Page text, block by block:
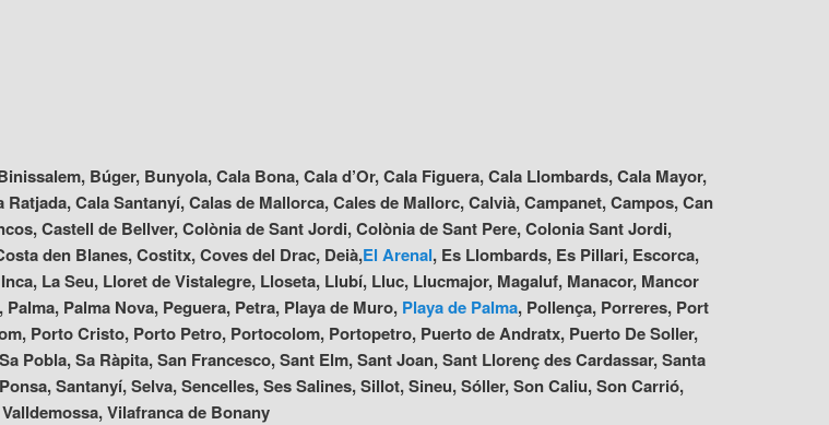
Búger, Bunyola, Cala Bona, Cala d’Or, Cala Figuera, Cala Llombards, Cala Mayor,
Cala Santanyí, Calas de Mallorca, Cales de Mallorc, Calvià, Campanet, Campos, Can
Castell de Bellver, Colònia de Sant Jordi, Colònia de Sant Pere, Colonia Sant Jordi,
den Blanes, Costitx, Coves del Drac, Deià,El Arenal, Es Llombards, Es Pillari, Escorca,
La Seu, Lloret de Vistalegre, Lloseta, Llubí, Lluc, Llucmajor, Magaluf, Manacor, Mancor
Palma Nova, Peguera, Petra, Playa de Muro, Playa de Palma, Pollença, Porreres, Port
Porto Cristo, Porto Petro, Portocolom, Portopetro, Puerto de Andratx, Puerto De Soller,
Pobla, Sa Ràpita, San Francesco, Sant Elm, Sant Joan, Sant Llorenç des Cardassar, Santa
Santanyí, Selva, Sencelles, Ses Salines, Sillot, Sineu, Sóller, Son Caliu, Son Carrió,
Vilafranca de Bonany